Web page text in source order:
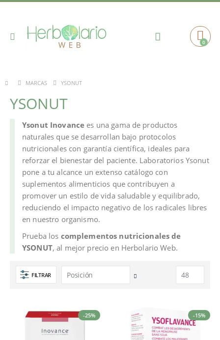
Toggle
Cart0
MARCAS YSONUT
YSONUT
Ysonut Inovance es una gama de productos
naturales que se desarrollan bajo protocolos
nutricionales con garantía científica, ideales para
reforzar el bienestar del paciente. Laboratorios Ysonut
pone a tu alcance un extenso catálogo con
suplementos alimenticios que contribuyen a
promover un estilo de vida saludable y equilibrado,
reduciendo el impacto negativo de los radicales libres
en nuestro organismo.
Prueba los complementos nutricionales de
YSONUT, al mejor precio en Herbolario Web.
FILTRAR
Fijar
-25% -15%